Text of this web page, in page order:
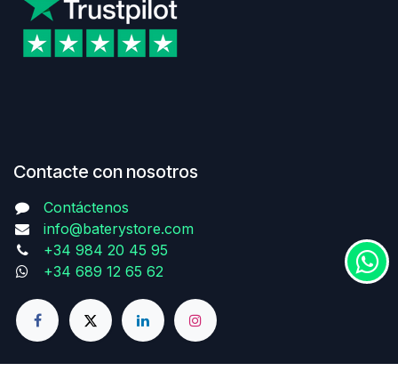
Contacte con nosotros
Contáctenos
info@baterystore.com
+34 984 20 45 95
+34 689 12 65 62